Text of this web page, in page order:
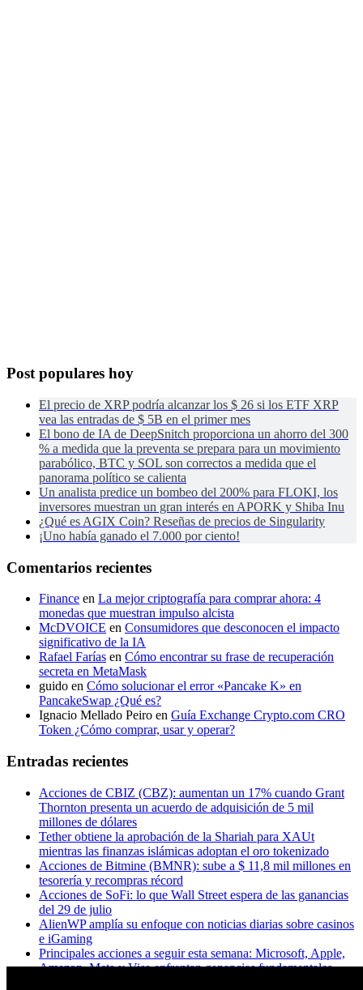
Post populares hoy
El precio de XRP podría alcanzar los $ 26 si los ETF XRP
vea las entradas de $ 5B en el primer mes
El bono de IA de DeepSnitch proporciona un ahorro del 300
% a medida que la preventa se prepara para un movimiento
parabólico, BTC y SOL son correctos a medida que el
panorama político se calienta
Un analista predice un bombeo del 200% para FLOKI, los
inversores muestran un gran interés en APORK y Shiba Inu
¿Qué es AGIX Coin? Reseñas de precios de Singularity
¡Uno había ganado el 7.000 por ciento!
Comentarios recientes
Finance en La mejor criptografía para comprar ahora: 4
monedas que muestran impulso alcista
McDVOICE en Consumidores que desconocen el impacto
significativo de la IA
Rafael Farías en Cómo encontrar su frase de recuperación
secreta en MetaMask
guido en Cómo solucionar el error «Pancake K» en
PancakeSwap ¿Qué es?
Ignacio Mellado Peiro en Guía Exchange Crypto.com CRO
Token ¿Cómo comprar, usar y operar?
Entradas recientes
Acciones de CBIZ (CBZ): aumentan un 17% cuando Grant
Thornton presenta un acuerdo de adquisición de 5 mil
millones de dólares
Tether obtiene la aprobación de la Shariah para XAUt
mientras las finanzas islámicas adoptan el oro tokenizado
Acciones de Bitmine (BMNR): sube a $ 11,8 mil millones en
tesorería y recompras récord
Acciones de SoFi: lo que Wall Street espera de las ganancias
del 29 de julio
AlienWP amplía su enfoque con noticias diarias sobre casinos
e iGaming
Principales acciones a seguir esta semana: Microsoft, Apple,
Amazon, Meta y Visa enfrentan ganancias fundamentales